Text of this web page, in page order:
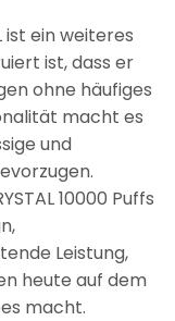
ist ein weiteres
ist, dass er
ohne häufiges
macht es
und
10000 Puffs
Leistung,
heute auf dem
macht.